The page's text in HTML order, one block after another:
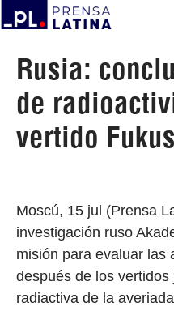
Rusia:
de
vertido
Moscú, 15 jul (Prensa
investigación ruso
misión para evaluar las
después de los
radiactiva de la